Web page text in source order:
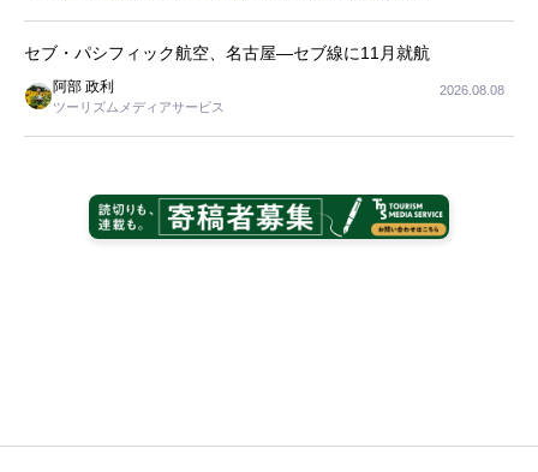
セブ・パシフィック航空、名古屋―セブ線に11月就航
阿部 政利
ツーリズムメディアサービス
2026.08.08